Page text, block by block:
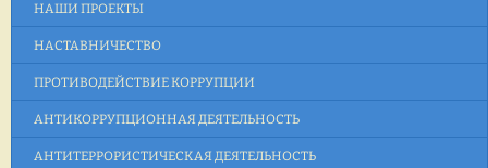
НАШИ ПРОЕКТЫ
НАСТАВНИЧЕСТВО
ПРОТИВОДЕЙСТВИЕ КОРРУПЦИИ
АНТИКОРРУПЦИОННАЯ ДЕЯТЕЛЬНОСТЬ
АНТИТЕРРОРИСТИЧЕСКАЯ ДЕЯТЕЛЬНОСТЬ